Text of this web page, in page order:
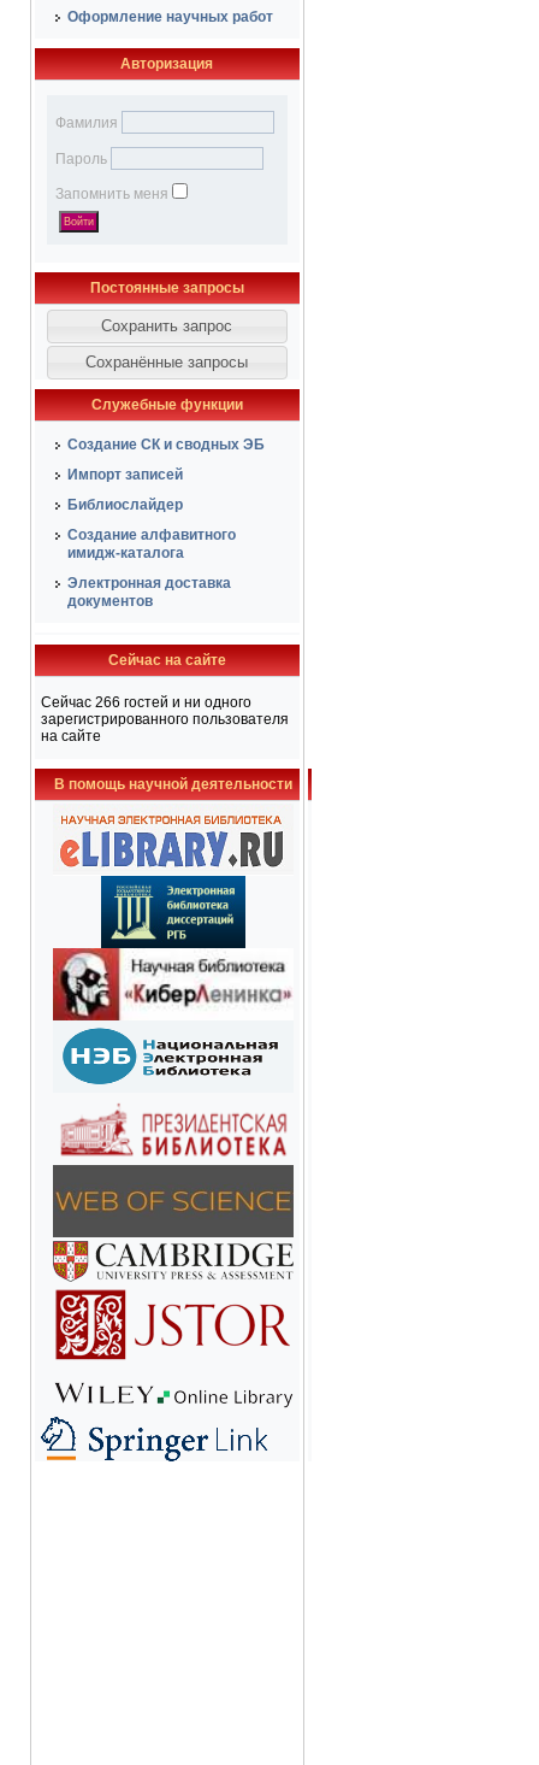
Оформление научных работ
Авторизация
Фамилия
Пароль
Запомнить меня
Постоянные запросы
Служебные функции
Создание СК и сводных ЭБ
Импорт записей
Библиослайдер
Создание алфавитного
имидж-каталога
Электронная доставка
документов
Сейчас на сайте
Сейчас 266 гостей и ни одного
зарегистрированного пользователя
на сайте
В помощь научной деятельности